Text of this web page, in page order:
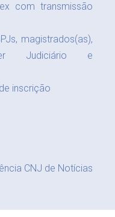
com transmissão
magistrados(as),
Judiciário e
inscrição
CNJ de Notícias